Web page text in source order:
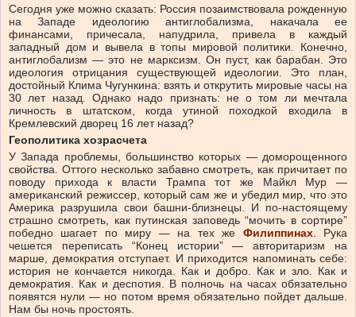
Сегодня уже можно сказать: Россия позаимствовала рожденную
на Западе идеологию антиглобализма, накачала ее
финансами, причесала, напудрила, привела в каждый
западный дом и вывела в топы мировой политики. Конечно,
антиглобализм — это не марксизм. Он пуст, как барабан. Это
идеология отрицания существующей идеологии. Это план,
достойный Клима Чугункина: взять и открутить мировые часы на
30 лет назад. Однако надо признать: не о том ли мечтала
личность в штатском, когда утиной походкой входила в
Кремлевский дворец 16 лет назад?
Геополитика хозрасчета
У Запада проблемы, большинство которых — доморощенного
свойства. Оттого несколько забавно смотреть, как причитает по
поводу прихода к власти Трампа тот же Майкл Мур —
американский режиссер, который сам же и убедил мир, что это
Америка разрушила свои башни-близнецы. И по-настоящему
страшно смотреть, как путинская заповедь “мочить в сортире”
победно шагает по миру — на тех же Филиппинах. Рука
чешется переписать “Конец истории” — авторитаризм на
марше, демократия отступает. И приходится напоминать себе:
история не кончается никогда. Как и добро. Как и зло. Как и
демократия. Как и деспотия. В полночь на часах обязательно
появятся нули — но потом время обязательно пойдет дальше.
Нам бы ночь простоять.